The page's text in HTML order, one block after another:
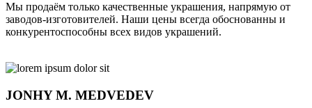
Мы продаём только качественные украшения, напрямую от
заводов-изготовителей. Наши цены всегда обоснованны и
конкурентоспособны всех видов украшений.
JONHYM. MEDVEDEV